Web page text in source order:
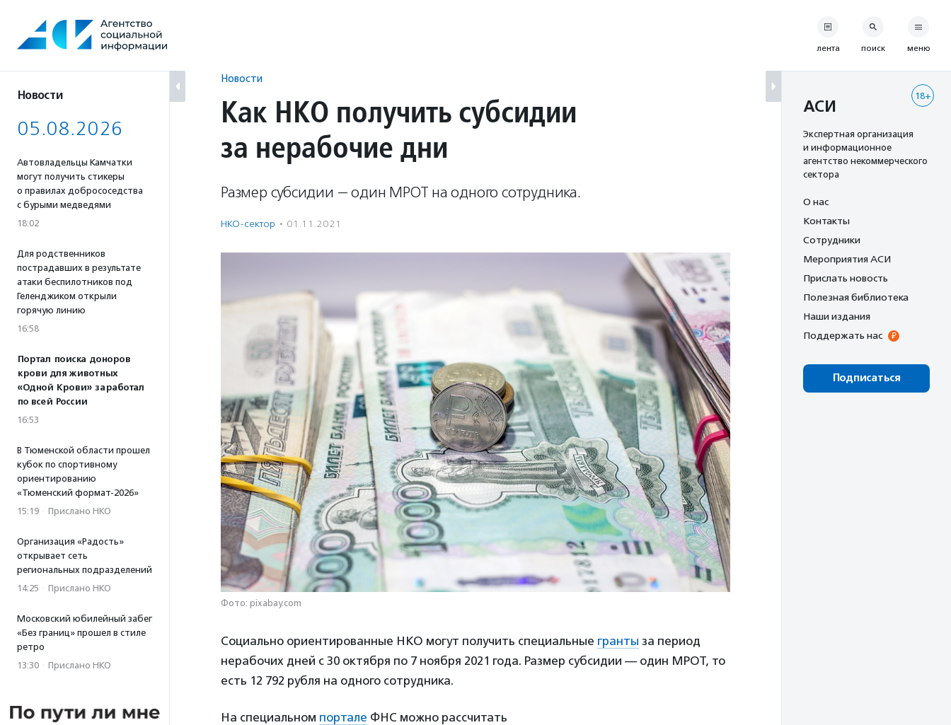
содержанию
Новости
05.08.2026
Автовладельцы Камчатки
могут получить стикеры
о правилах добрососедства
с бурыми медведями
18:02
Для родственников
пострадавших в результате
атаки беспилотников под
Геленджиком открыли
горячую линию
16:58
Портал поиска доноров
крови для животных
«Одной Крови» заработал
по всей России
16:53
В Тюменской области прошел
кубок по спортивному
ориентированию
«Тюменский формат-2026»
15:19 · Прислано НКО
Организация «Радость»
открывает сеть
региональных подразделений
14:25 · Прислано НКО
Московский юбилейный забег
«Без границ» прошел в стиле
ретро
13:30 · Прислано НКО
Новости
Как НКО получить субсидии
за нерабочие дни
Размер субсидии — один МРОТ на одного сотрудника.
НКО-сектор · 01.11.2021
Фото: pixabay.com
Социально ориентированные НКО могут получить специальные гранты за период
нерабочих дней с 30 октября по 7 ноября 2021 года. Размер субсидии — один МРОТ, то
есть 12 792 рубля на одного сотрудника.
На специальном портале ФНС можно рассчитать
лента поиск меню
18+
АСИ
Экспертная организация
и информационное
агентство некоммерческого
сектора
О нас
Контакты
Сотрудники
Мероприятия АСИ
Прислать новость
Полезная библиотека
Наши издания
Поддержать нас
Подписаться